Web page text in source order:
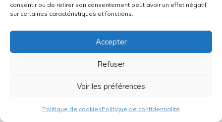
consentir ou de retirer son consentement peut avoir un effet négatif
sur certaines caractéristiques et fonctions.
Accepter
Refuser
Voir les préférences
Politique de cookiesPolitique de confidentialité
iPhone Fold : si sa
sortie est prévue